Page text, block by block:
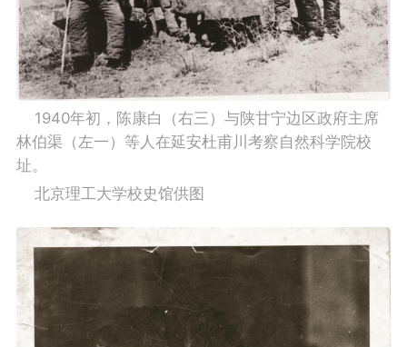
林伯渠（左一）等人在延安杜甫川考察自然科学院校
址。
    北京理工大学校史馆供图